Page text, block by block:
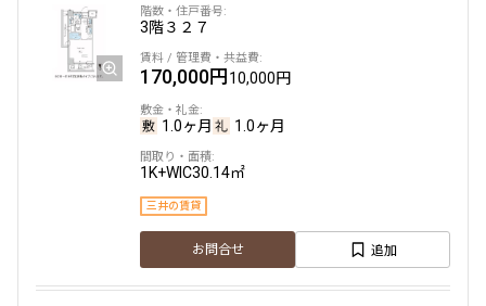
3階３２７
170,000円10,000円
1.0ヶ月 1.0ヶ月
1K+WIC30.14㎡
三井の賃貸
お問合せ 追加